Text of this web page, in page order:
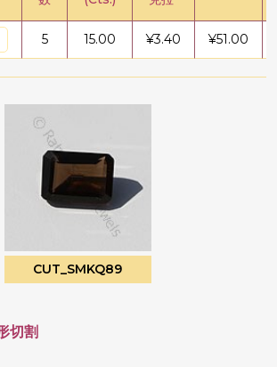
5 15.00 ¥3.40 ¥51.00
CUT_SMKQ89
切割